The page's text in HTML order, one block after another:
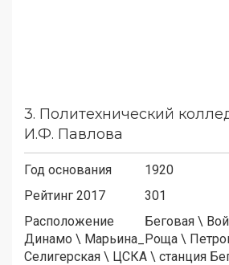
3. Политехнический
И.Ф. Павлова
Год основания
1920
Рейтинг 2017
301
Расположение
Беговая \
Динамо \ Марьина_Роща \
Селигерская \ ЦСКА \ станция